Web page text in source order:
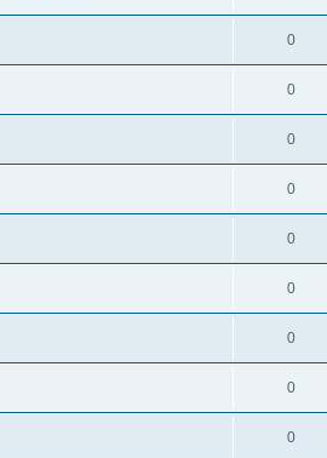
0
0
0
0
0
0
0
0
0